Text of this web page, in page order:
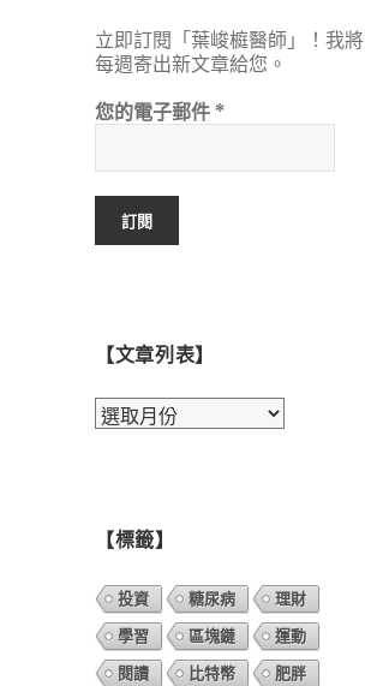
立即訂閱「葉峻榳醫師」！我將
每週寄出新文章給您。
您的電子郵件*
【文章列表】
【文
【標籤】
投資 糖尿病
理財
學習
區塊鏈
運動
閱讀
比特幣
肥胖